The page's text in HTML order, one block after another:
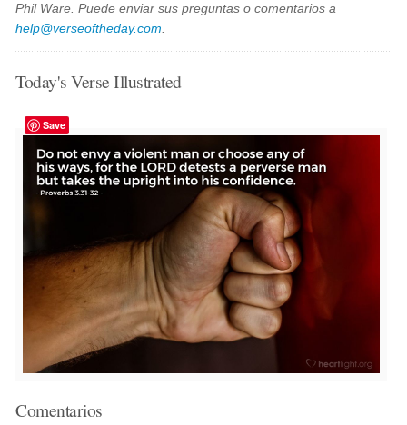
Phil Ware. Puede enviar sus preguntas o comentarios a
help@verseoftheday.com
Today's Verse Illustrated
Save
Comentarios